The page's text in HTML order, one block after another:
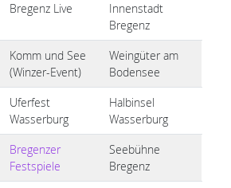
Bregenz Live
Innenstadt
Bregenz
Komm und See
(Winzer-Event)
Weingüter am
Bodensee
Uferfest
Wasserburg
Halbinsel
Wasserburg
Bregenzer
Festspiele
Seebühne
Bregenz